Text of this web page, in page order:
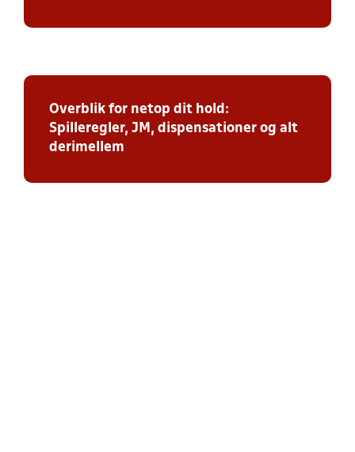
Overblik for netop dit hold:
Spilleregler, JM, dispensationer og alt
derimellem